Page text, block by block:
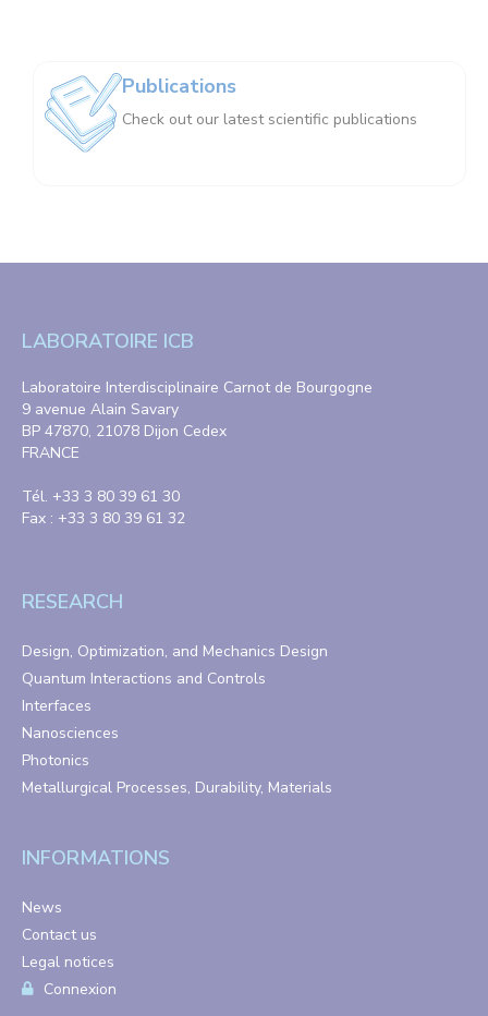
Publications
Check out our latest scientific publications
LABORATOIRE ICB
Laboratoire Interdisciplinaire Carnot de Bourgogne
9 avenue Alain Savary
BP 47870, 21078 Dijon Cedex
FRANCE
Tél. +33 3 80 39 61 30
Fax : +33 3 80 39 61 32
RESEARCH
Design, Optimization, and Mechanics Design
Quantum Interactions and Controls
Interfaces
Nanosciences
Photonics
Metallurgical Processes, Durability, Materials
INFORMATIONS
News
Contact us
Legal notices
Connexion